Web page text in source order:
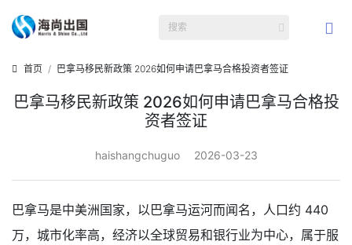
首页 巴拿马移民新政策 2026如何申请巴拿马合格投资者签证
巴拿马移民新政策 2026如何申请巴拿马合格投
资者签证
haishangchuguo 2026-03-23
巴拿马是中美洲国家，以巴拿马运河而闻名，人口约 440
万，城市化率高，经济以全球贸易和银行业为中心，属于服